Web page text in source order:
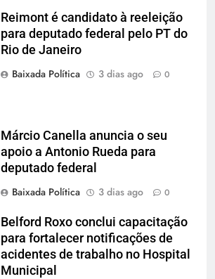
Reimont é candidato à reeleição
para deputado federal pelo PT do
Rio de Janeiro
Baixada Política
3 dias ago 0
Márcio Canella anuncia o seu
apoio a Antonio Rueda para
deputado federal
Baixada Política
3 dias ago 0
Belford Roxo conclui capacitação
para fortalecer notificações de
acidentes de trabalho no Hospital
Municipal